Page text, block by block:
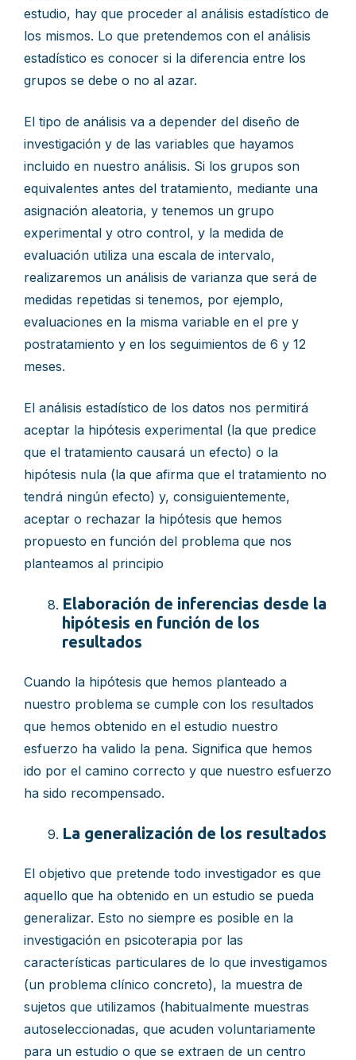
estudio, hay que proceder al análisis estadístico de
los mismos. Lo que pretendemos con el análisis
estadístico es conocer si la diferencia entre los
grupos se debe o no al azar.
El tipo de análisis va a depender del diseño de
investigación y de las variables que hayamos
incluido en nuestro análisis. Si los grupos son
equivalentes antes del tratamiento, mediante una
asignación aleatoria, y tenemos un grupo
experimental y otro control, y la medida de
evaluación utiliza una escala de intervalo,
realizaremos un análisis de varianza que será de
medidas repetidas si tenemos, por ejemplo,
evaluaciones en la misma variable en el pre y
postratamiento y en los seguimientos de 6 y 12
meses.
El análisis estadístico de los datos nos permitirá
aceptar la hipótesis experimental (la que predice
que el tratamiento causará un efecto) o la
hipótesis nula (la que afirma que el tratamiento no
tendrá ningún efecto) y, consiguientemente,
aceptar o rechazar la hipótesis que hemos
propuesto en función del problema que nos
planteamos al principio
Elaboración de inferencias desde la
hipótesis en función de los
resultados
Cuando la hipótesis que hemos planteado a
nuestro problema se cumple con los resultados
que hemos obtenido en el estudio nuestro
esfuerzo ha valido la pena. Significa que hemos
ido por el camino correcto y que nuestro esfuerzo
ha sido recompensado.
La generalización de los resultados
El objetivo que pretende todo investigador es que
aquello que ha obtenido en un estudio se pueda
generalizar. Esto no siempre es posible en la
investigación en psicoterapia por las
características particulares de lo que investigamos
(un problema clínico concreto), la muestra de
sujetos que utilizamos (habitualmente muestras
autoseleccionadas, que acuden voluntariamente
para un estudio o que se extraen de un centro